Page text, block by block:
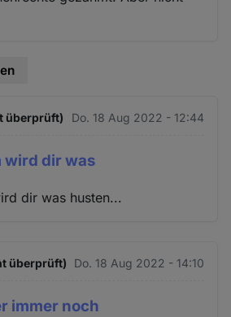
überprüft) Do. 18 Aug 2022 - 12:44
wird dir was
dir was husten...
überprüft) Do. 18 Aug 2022 - 14:10
immer noch